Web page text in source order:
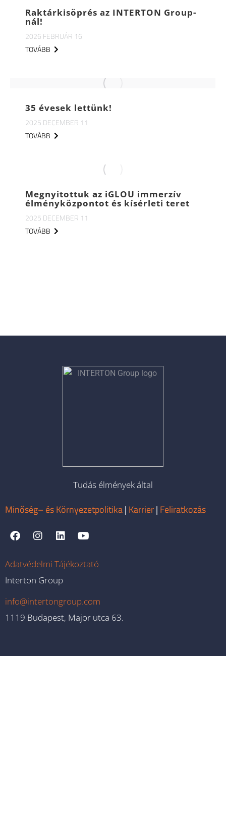
Raktárkisöprés az INTERTON Group-
nál!
2026 FEBRUÁR 16
TOVÁBB
35 évesek lettünk!
2025 DECEMBER 11
TOVÁBB
Megnyitottuk az iGLOU immerzív
élményközpontot és kísérleti teret
2025 DECEMBER 11
TOVÁBB
Tudás élmények által
Minőség– és Környezetpolitika| Karrier| Feliratkozás
Adatvédelmi Tájékoztató
Interton Group
info@intertongroup.com
1119 Budapest, Major utca 63.